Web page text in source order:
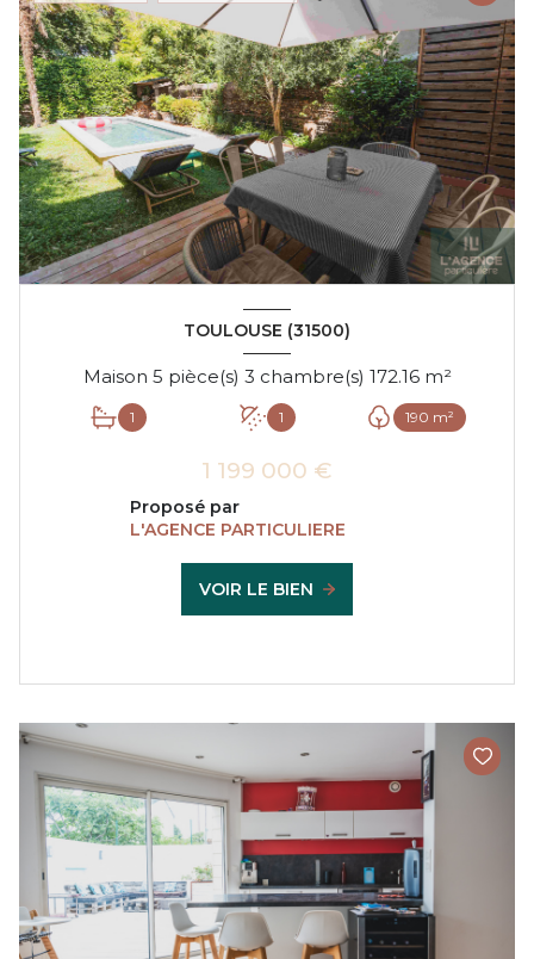
TOULOUSE (31500)
Maison 5 pièce(s) 3 chambre(s) 172.16 m²
1 1 190 m²
1 199 000 €
Proposé par
L'AGENCE PARTICULIERE
VOIR LE BIEN